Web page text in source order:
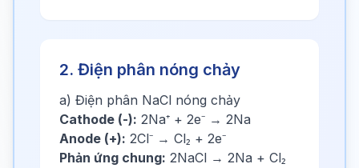
2. Điện phân nóng chảy
a) Điện phân NaCl nóng chảy
Cathode (-): 2Na⁺ + 2e⁻ → 2Na
Anode (+): 2Cl⁻ → Cl₂ + 2e⁻
Phản ứng chung: 2NaCl → 2Na + Cl₂